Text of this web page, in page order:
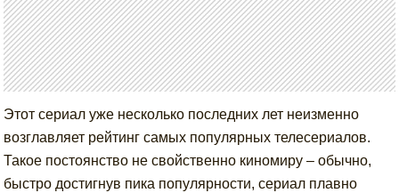
Этот сериал уже несколько последних лет неизменно
возглавляет рейтинг самых популярных телесериалов.
Такое постоянство не свойственно киномиру – обычно,
быстро достигнув пика популярности, сериал плавно